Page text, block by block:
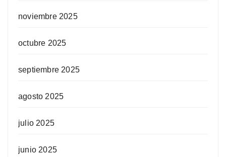
noviembre 2025
octubre 2025
septiembre 2025
agosto 2025
julio 2025
junio 2025